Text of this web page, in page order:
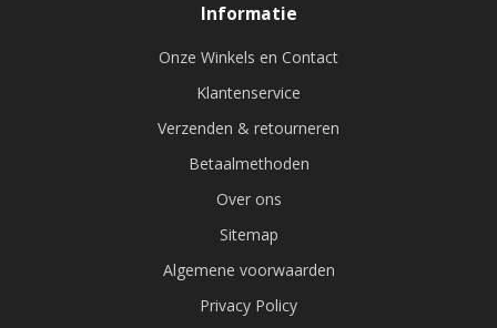
Informatie
Onze Winkels en Contact
Klantenservice
Verzenden & retourneren
Betaalmethoden
Over ons
Sitemap
Algemene voorwaarden
Privacy Policy